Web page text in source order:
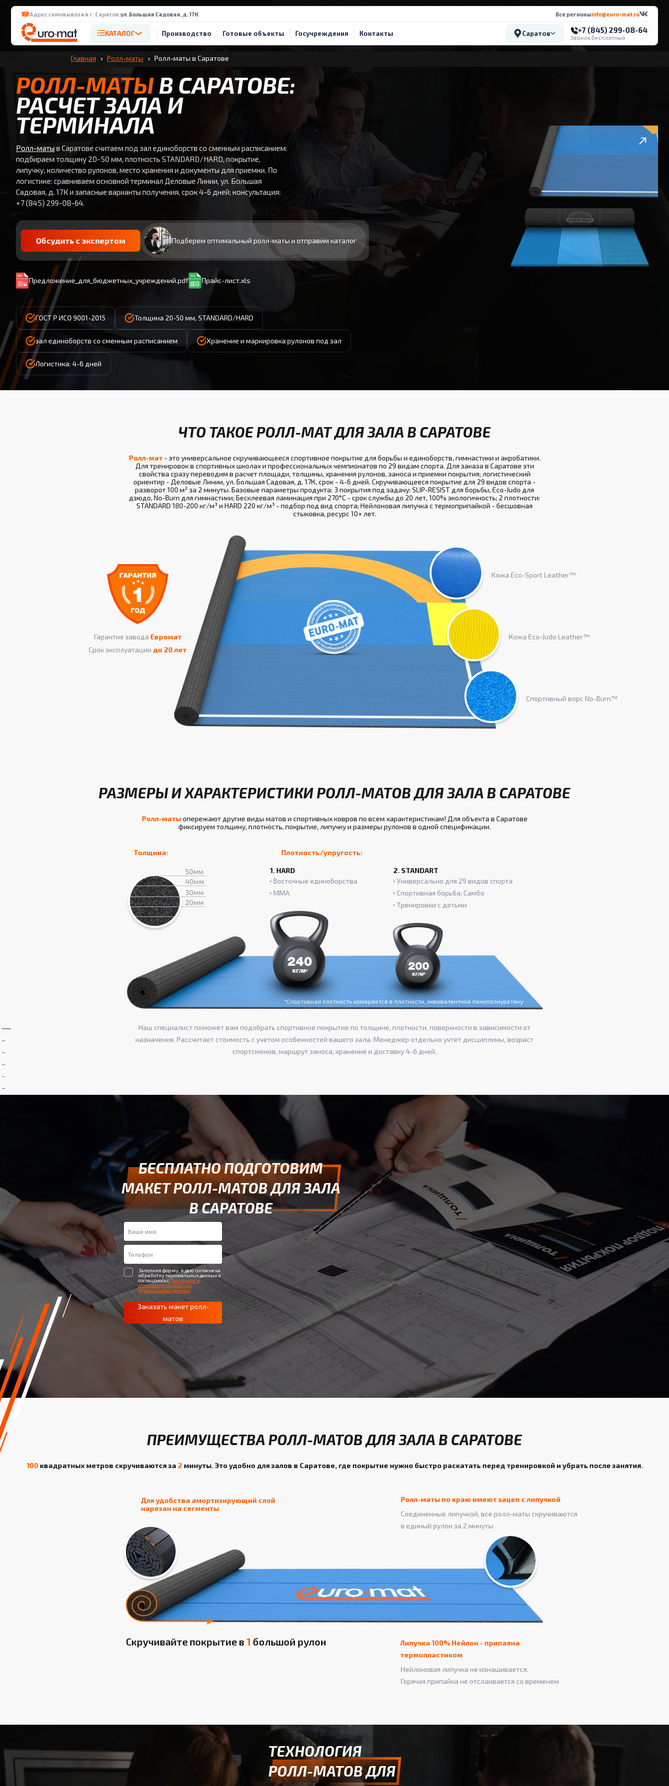
Адрес самовывоза в г. Саратов:ул. Большая Садовая, д. 17К Все регионыinfo@euro-mat.ru
КАТАЛОГ Производство Готовые объекты Госучреждения Контакты Саратов +7 (845) 299-08-64
Звонок бесплатный
Главная Ролл-маты Ролл-маты в Саратове
РОЛЛ-МАТЫ В САРАТОВЕ:
РАСЧЕТ ЗАЛА И
ТЕРМИНАЛА
Ролл-маты в Саратове считаем под зал единоборств со сменным расписанием:
подбираем толщину 20-50 мм, плотность STANDARD/HARD, покрытие,
липучку, количество рулонов, место хранения и документы для приемки. По
логистике: сравниваем основной терминал Деловые Линии, ул. Большая
Садовая, д. 17К и запасные варианты получения, срок 4-6 дней; консультация:
+7 (845) 299-08-64.
Обсудить с экспертом Подберем оптимальный ролл-маты и отправим каталог
Предложение_для_бюджетных_учреждений.pdf Прайс-лист.xls
ГОСТ Р ИСО 9001-2015 Толщина 20-50 мм, STANDARD/HARD
зал единоборств со сменным расписанием Хранение и маркировка рулонов под зал
Логистика: 4-6 дней
ЧТО ТАКОЕ РОЛЛ-МАТ ДЛЯ ЗАЛА В САРАТОВЕ
Ролл-мат- это универсальное скручивающееся спортивное покрытие для борьбы и единоборств, гимнастики и акробатики.
Для тренировок в спортивных школах и профессиональных чемпионатов по 29 видам спорта. Для заказа в Саратове эти
свойства сразу переводим в расчет площади, толщины, хранения рулонов, заноса и приемки покрытия; логистический
ориентир - Деловые Линии, ул. Большая Садовая, д. 17К, срок - 4-6 дней. Скручивающееся покрытие для 29 видов спорта -
разворот 100 м² за 2 минуты. Базовые параметры продукта: 3 покрытия под задачу: SLIP-RESIST для борьбы, Eco-Judo для
дзюдо, No-Burn для гимнастики; Бесклеевая ламинация при 270°С - срок службы до 20 лет, 100% экологичность; 2 плотности:
STANDARD 180-200 кг/м³ и HARD 220 кг/м³ - подбор под вид спорта; Нейлоновая липучка с термоприпайкой - бесшовная
стыковка, ресурс 10+ лет.
Кожа Eco-Sport Leather™
Кожа Eco-Judo Leather™
Спортивный ворс No-Burn™
Гарантия завода Евромат
Срок эксплуатации до 20 лет
РАЗМЕРЫ И ХАРАКТЕРИСТИКИ РОЛЛ-МАТОВ ДЛЯ ЗАЛА В САРАТОВЕ
Ролл-матыопережают другие виды матов и спортивных ковров по всем характеристикам! Для объекта в Саратове
фиксируем толщину, плотность, покрытие, липучку и размеры рулонов в одной спецификации.
Толщина: Плотность/упругость:
1. HARD
Восточные единоборства
ММА
2. STANDART
Универсально для 29 видов спорта
Спортивная борьба; Самбо
Тренировки с детьми
*Спортивная плотность измеряется в плотности, эквивалентной пенополиуретану
Наш специалист поможет вам подобрать спортивное покрытие по толщине, плотности, поверхности в зависимости от
назначения. Рассчитает стоимость с учетом особенностей вашего зала. Менеджер отдельно учтет дисциплины, возраст
спортсменов, маршрут заноса, хранение и доставку 4-6 дней.
БЕСПЛАТНО ПОДГОТОВИМ
МАКЕТ РОЛЛ-МАТОВ ДЛЯ ЗАЛА
В САРАТОВЕ
Заполняя форму, я даю согласие на
обработку персональных данных и
соглашаюсь с Политикой в
отношении обработки
персональных данных
Заказать макет ролл-
матов
ПРЕИМУЩЕСТВА РОЛЛ-МАТОВ ДЛЯ ЗАЛА В САРАТОВЕ
100квадратных метров скручиваются за 2 минуты. Это удобно для залов в Саратове, где покрытие нужно быстро раскатать перед тренировкой и убрать после занятия.
Скручивайте покрытие в 1 большой рулон
Для удобства амортизирующий слой
нарезан на сегменты
Ролл-маты по краю имеют зацеп с липучкой
Соединенные липучкой, все ролл-маты скручиваются
в единый рулон за 2 минуты
Липучка 100% Нейлон - припаяна
термопластиком
Нейлоновая липучка не изнашивается.
Горячая припайка не отслаивается со временем
ТЕХНОЛОГИЯ
РОЛЛ-МАТОВ ДЛЯ